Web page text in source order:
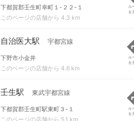
下都賀郡壬生町幸町１-２２-１
このページの店舗から 4.3 km
ル
を
自治医大駅 宇都宮線
下野市小金井
このページの店舗から 4.6 km
ル
を
壬生駅 東武宇都宮線
下都賀郡壬生町駅東町３-１
このページの店舗から 5.1 km
ル
を